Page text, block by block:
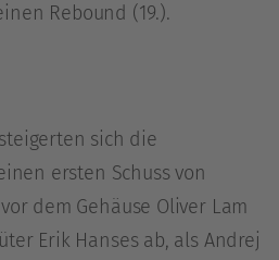
Rebound (19.).
sich die
ersten Schuss von
dem Gehäuse Oliver Lam
Erik Hanses ab, als Andrej